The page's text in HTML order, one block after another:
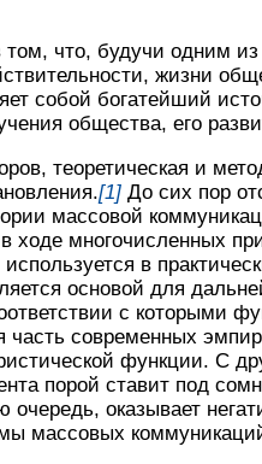
том, что, будучи одним
жизни
собой богатейший
общества, его
теоретическая и
[1] До сих пор
массовой
ходе многочисленных
в
основой для
с которыми
современных
функции. С
порой ставит под
оказывает
массовых